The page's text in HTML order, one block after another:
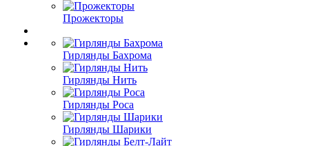
Прожекторы
Гирлянды Бахрома
Гирлянды Нить
Гирлянды Роса
Гирлянды Шарики